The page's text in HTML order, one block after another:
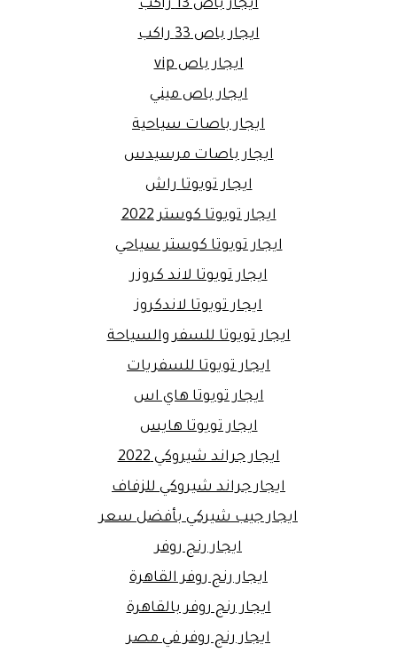
ايجار باص 13 راكب
ايجار باص 33 راكب
ايجار باص vip
ايجار باص ميني
ايجار باصات سياحية
ايجار باصات مرسيدس
ايجار تويوتا راش
ايجار تويوتا كوستر 2022
ايجار تويوتا كوستر سياحي
ايجار تويوتا لاند كروزر
ايجار تويوتا لاندكروز
ايجار تويوتا للسفر والسياحة
ايجار تويوتا للسفريات
ايجار تويوتا هاي اس
ايجار تويوتا هايس
ايجار جراند شيروكي 2022
ايجار جراند شيروكي للزفاف
ايجار جيب شيركي بأفضل سعر
ايجار رنج روفر
ايجار رنج روفر القاهرة
ايجار رنج روفر بالقاهرة
ايجار رنج روفر في مصر